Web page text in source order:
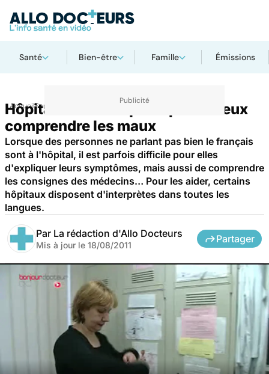
Santé Bien-être Famille Émissions
AccueilSanté
Hôpital : une interprète pour mieux
comprendre les maux
Lorsque des personnes ne parlant pas bien le français
sont à l'hôpital, il est parfois difficile pour elles
d'expliquer leurs symptômes, mais aussi de comprendre
les consignes des médecins… Pour les aider, certains
hôpitaux disposent d'interprètes dans toutes les
langues.
Par La rédaction d'Allo Docteurs
Mis à jour le 18/08/2011
Partager